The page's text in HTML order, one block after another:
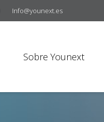
Info@younext.es
Sobre Younext